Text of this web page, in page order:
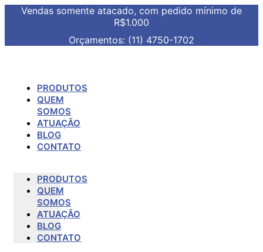
Vendas somente atacado, com pedido mínimo de
R$1.000
Orçamentos: (11) 4750-1702
PRODUTOS
QUEM
SOMOS
ATUAÇÃO
BLOG
CONTATO
PRODUTOS
QUEM
SOMOS
ATUAÇÃO
BLOG
CONTATO